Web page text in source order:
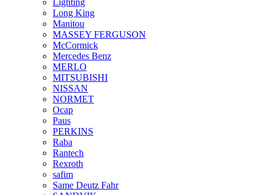
Lighting
Long King
Manitou
MASSEY FERGUSON
McCormick
Mercedes Benz
MERLO
MITSUBISHI
NISSAN
NORMET
Ocap
Paus
PERKINS
Raba
Rantech
Rexroth
safim
Same Deutz Fahr